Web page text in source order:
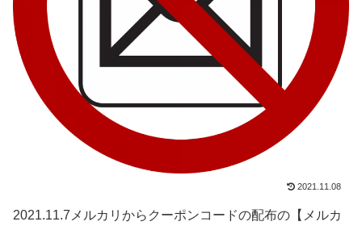
2021.11.08
2021.11.7メルカリからクーポンコードの配布の【メルカ